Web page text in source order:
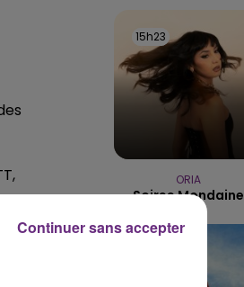
FM
19h15 - 20h00
LA RADIO POP
15h23
15h23
ORIA
Soiree Mondaine
Continuer sans accepter